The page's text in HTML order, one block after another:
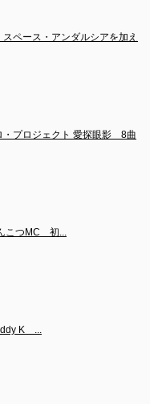
スペース・アンダルシアを加え
・プロジェクト 愛探眼影　8曲
こつMC　初...
K　...